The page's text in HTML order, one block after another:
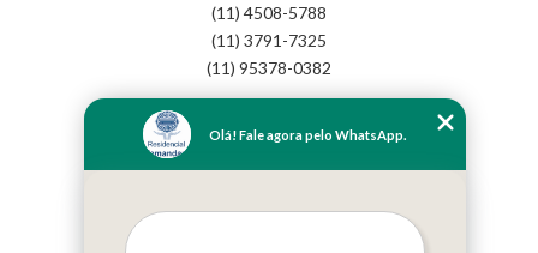
(11) 4508-5788
(11) 3791-7325
(11) 95378-0382
Empresa
Missão
Olá! Fale agora pelo WhatsApp.